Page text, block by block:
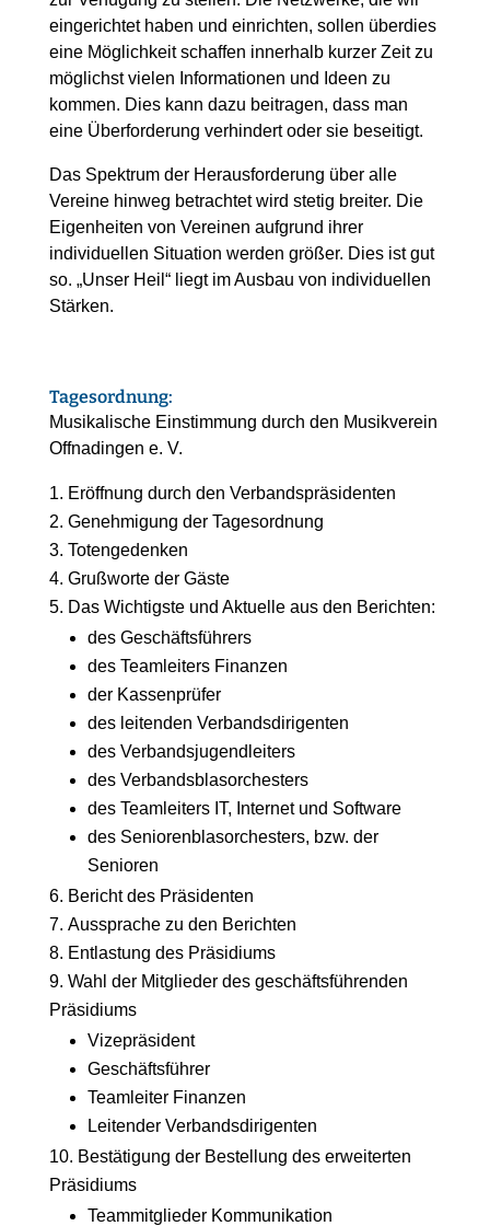
eingerichtet haben und einrichten, sollen überdies
eine Möglichkeit schaffen innerhalb kurzer Zeit zu
möglichst vielen Informationen und Ideen zu
kommen. Dies kann dazu beitragen, dass man
eine Überforderung verhindert oder sie beseitigt.
Das Spektrum der Herausforderung über alle
Vereine hinweg betrachtet wird stetig breiter. Die
Eigenheiten von Vereinen aufgrund ihrer
individuellen Situation werden größer. Dies ist gut
so. „Unser Heil“ liegt im Ausbau von individuellen
Stärken.
Tagesordnung:
Musikalische Einstimmung durch den Musikverein
Offnadingen e. V.
Eröffnung durch den Verbandspräsidenten
Genehmigung der Tagesordnung
Totengedenken
Grußworte der Gäste
Das Wichtigste und Aktuelle aus den Berichten:
des Geschäftsführers
des Teamleiters Finanzen
der Kassenprüfer
des leitenden Verbandsdirigenten
des Verbandsjugendleiters
des Verbandsblasorchesters
des Teamleiters IT, Internet und Software
des Seniorenblasorchesters, bzw. der
Senioren
Bericht des Präsidenten
Aussprache zu den Berichten
Entlastung des Präsidiums
Wahl der Mitglieder des geschäftsführenden
Präsidiums
Vizepräsident
Geschäftsführer
Teamleiter Finanzen
Leitender Verbandsdirigenten
Bestätigung der Bestellung des erweiterten
Präsidiums
Teammitglieder Kommunikation